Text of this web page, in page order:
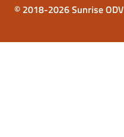
© 2018-2026 Sunrise ODV